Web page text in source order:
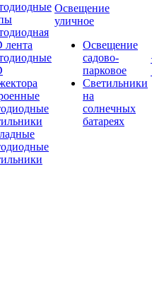
лента
Освещение
уличное
Освещение
садово-
парковое
Светильники
на
солнечных
батареях